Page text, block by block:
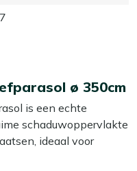
ø 350cm
is een echte
schaduwoppervlakte
ideaal voor